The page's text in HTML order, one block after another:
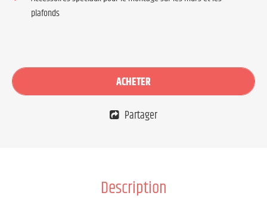
plafonds
ACHETER
Partager
Description